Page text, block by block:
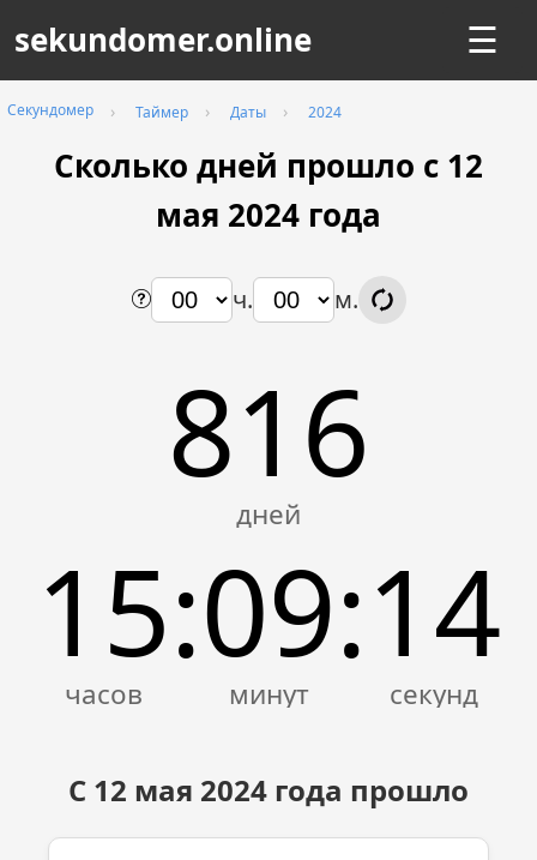
sekundomer.online ☰
Секундомер Таймер Даты 2024
Сколько дней прошло с 12
мая 2024 года
ч. м.
816
15:09:14
С 12 мая 2024 года прошло